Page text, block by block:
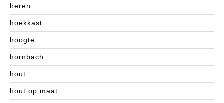
heren
hoekkast
hoogte
hornbach
hout
hout op maat